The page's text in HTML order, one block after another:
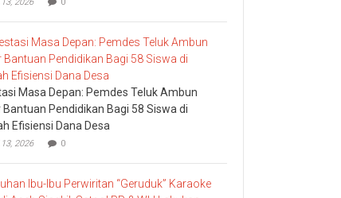
Masa Depan: Pemdes Teluk Ambun
Bantuan Pendidikan Bagi 58 Siswa di
Efisiensi Dana Desa
2026 0